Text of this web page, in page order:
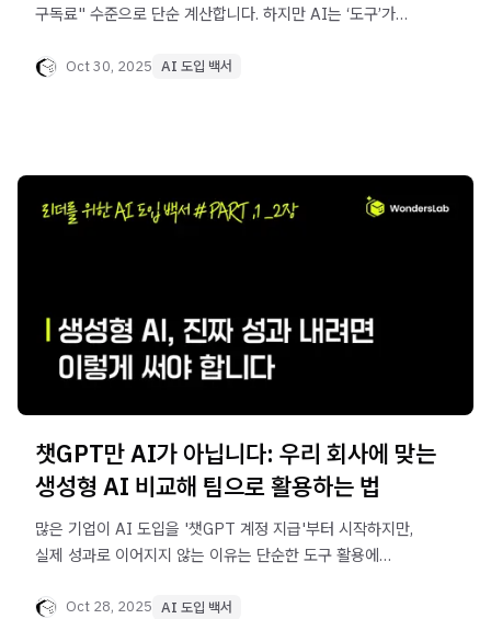
구독료" 수준으로 단순 계산합니다. 하지만 AI는 ‘도구’가
냅니다. 이번 글에서는 구독 지원만으로는 실패한 실제 사례
정리했습니다. AI 도입을 ‘소모성 지출’이 아닌 ‘성과 중심의
자산화’로 전환하고 싶은 리더라면 꼭 읽어야 할
콘텐츠입니다.
Oct 30, 2025 AI 도입 백서
챗GPT만 AI가 아닙니다: 우리 회사에 맞는
생성형 AI 비교해 팀으로 활용하는 법
많은 기업이 AI 도입을 '챗GPT 계정 지급'부터 시작하지만,
실제 성과로 이어지지 않는 이유는 단순한 도구 활용에
AI를 ‘조직 자산’으로 전환하기 위한 AI 팀 조합 전략을
Oct 28, 2025 AI 도입 백서